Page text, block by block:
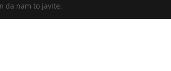
da nam to javite.